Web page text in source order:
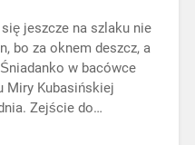
jeszcze na szlaku nie
bo za oknem deszcz, a
w bacówce
Miry Kubasińskiej
Zejście do…